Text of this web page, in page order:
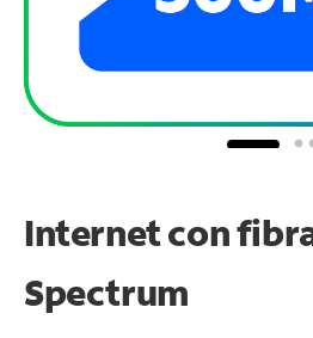
Internet con
Spectrum